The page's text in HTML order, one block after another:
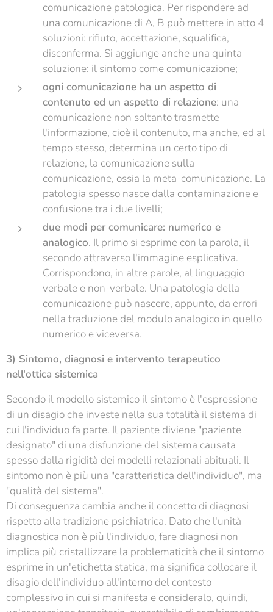
comunicazione patologica. Per rispondere ad
una comunicazione di A, B può mettere in atto 4
soluzioni: rifiuto, accettazione, squalifica,
disconferma. Si aggiunge anche una quinta
soluzione: il sintomo come comunicazione;
ogni comunicazione ha un aspetto di
contenuto ed un aspetto di relazione: una
comunicazione non soltanto trasmette
l'informazione, cioè il contenuto, ma anche, ed al
tempo stesso, determina un certo tipo di
relazione, la comunicazione sulla
comunicazione, ossia la meta-comunicazione. La
patologia spesso nasce dalla contaminazione e
confusione tra i due livelli;
due modi per comunicare: numerico e
analogico. Il primo si esprime con la parola, il
secondo attraverso l'immagine esplicativa.
Corrispondono, in altre parole, al linguaggio
verbale e non-verbale. Una patologia della
comunicazione può nascere, appunto, da errori
nella traduzione del modulo analogico in quello
numerico e viceversa.
3) Sintomo, diagnosi e intervento terapeutico
nell'ottica sistemica
Secondo il modello sistemico il sintomo è l'espressione
di un disagio che investe nella sua totalità il sistema di
cui l'individuo fa parte. Il paziente diviene "paziente
designato" di una disfunzione del sistema causata
spesso dalla rigidità dei modelli relazionali abituali. Il
sintomo non è più una "caratteristica dell'individuo", ma
"qualità del sistema".
Di conseguenza cambia anche il concetto di diagnosi
rispetto alla tradizione psichiatrica. Dato che l'unità
diagnostica non è più l'individuo, fare diagnosi non
implica più cristallizzare la problematicità che il sintomo
esprime in un'etichetta statica, ma significa collocare il
disagio dell'individuo all'interno del contesto
complessivo in cui si manifesta e consideralo, quindi,